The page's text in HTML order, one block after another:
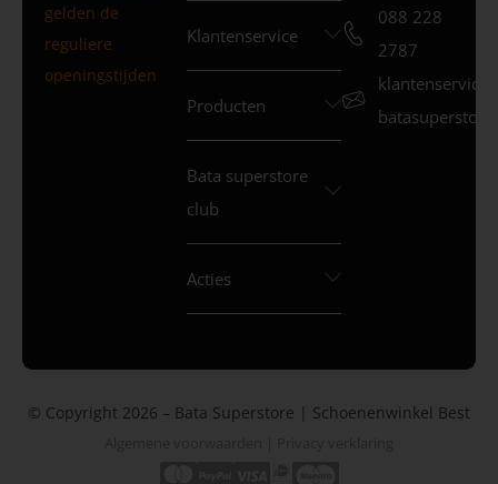
gelden de
reguliere
openingstijden
Klantenservice
Producten
Bata superstore
club
Acties
088 228
2787
© Copyright 2026 – Bata Superstore | Schoenenwinkel Best